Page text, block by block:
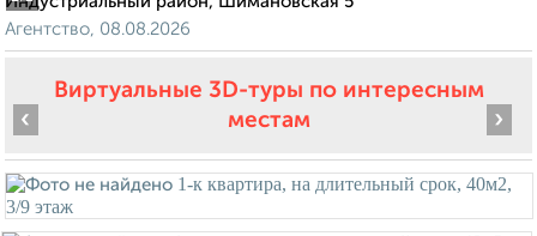
Агентство, 08.08.2026
Виртуальные 3D-туры по интересным
местам
‹ ›